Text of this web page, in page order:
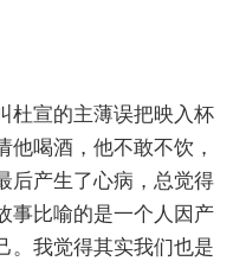
杜宣的主薄误把映入杯
他喝酒，他不敢不饮，
后产生了心病，总觉得
事比喻的是一个人因产
。我觉得其实我们也是